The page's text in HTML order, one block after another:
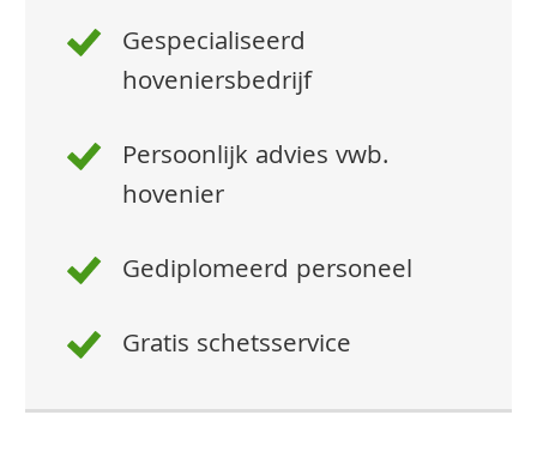
Gespecialiseerd
hoveniersbedrijf
Persoonlijk advies vwb.
hovenier
Gediplomeerd personeel
Gratis schetsservice